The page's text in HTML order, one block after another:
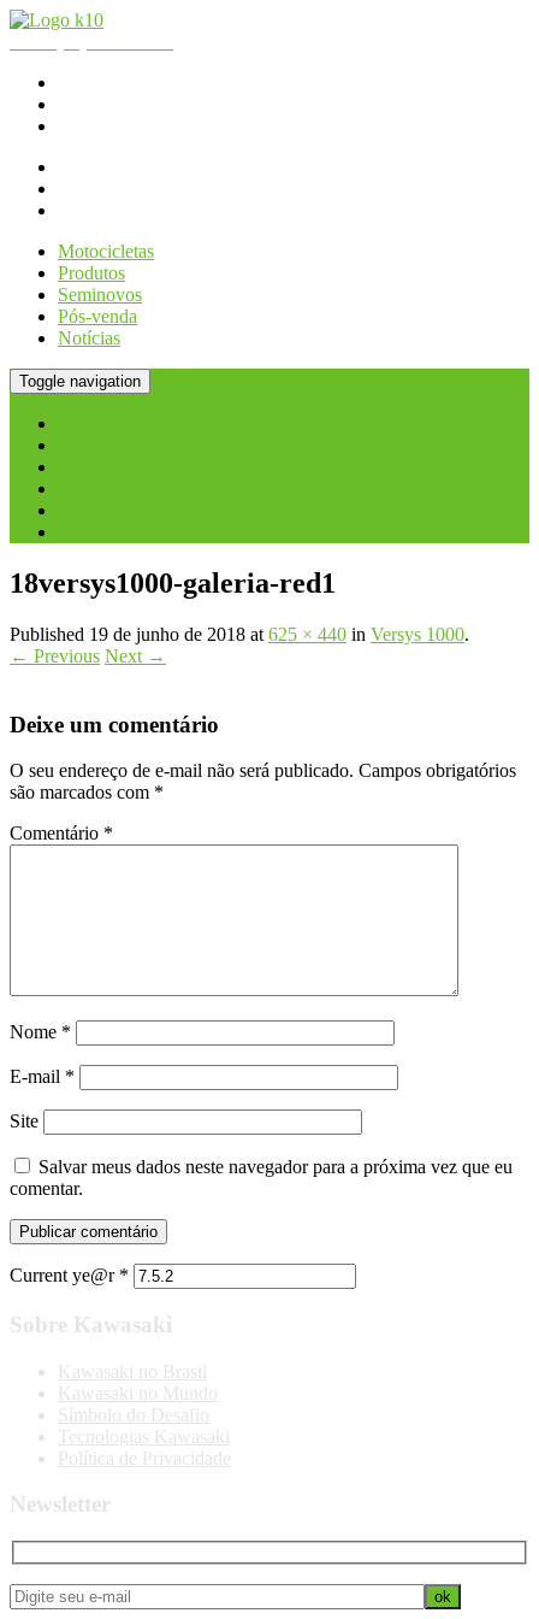
Motocicletas
Produtos
Seminovos
Pós-venda
Notícias
Toggle navigation
18versys1000-galeria-red1
Published 19 de junho de 2018 at 625 × 440 in Versys 1000.
← Previous Next →
Deixe um comentário
O seu endereço de e-mail não será publicado. Campos obrigatórios
são marcados com *
Comentário *
Nome *
E-mail *
Site
Salvar meus dados neste navegador para a próxima vez que eu
comentar.
Current ye@r *
Sobre Kawasaki
Kawasaki no Brasil
Kawasaki no Mundo
Símbolo do Desafio
Tecnologias Kawasaki
Política de Privacidade
Newsletter